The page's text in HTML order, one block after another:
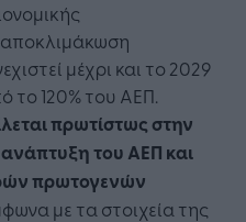
μέχρι και το 2029
το 120% του ΑΕΠ.
πρωτίστως στην
του ΑΕΠ και
πρωτογενών
με τα στοιχεία της